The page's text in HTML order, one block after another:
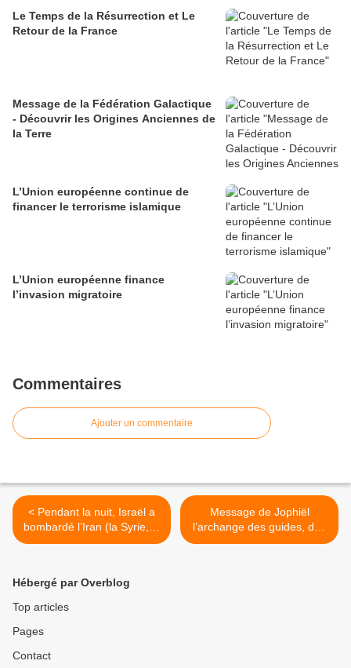
Le Temps de la Résurrection et Le
Retour de la France
Message de la Fédération Galactique
- Découvrir les Origines Anciennes de
la Terre
L’Union européenne continue de
financer le terrorisme islamique
L’Union européenne finance
l’invasion migratoire
Commentaires
Ajouter un commentaire
< Pendant la nuit, Israël a
bombardé l’Iran (la Syrie, le
Liban et l’Irak n’ont pas été
Message de Jophiël
l’archange des guides, des
thérapeutes et des
Hébergé par Overblog
Top articles
Pages
Contact